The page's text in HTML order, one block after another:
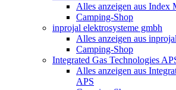
Alles anzeigen aus Index
Camping-Shop
inprojal elektrosysteme gmbh
Alles anzeigen aus
Camping-Shop
Integrated Gas Technologies
Alles anzeigen aus
APS